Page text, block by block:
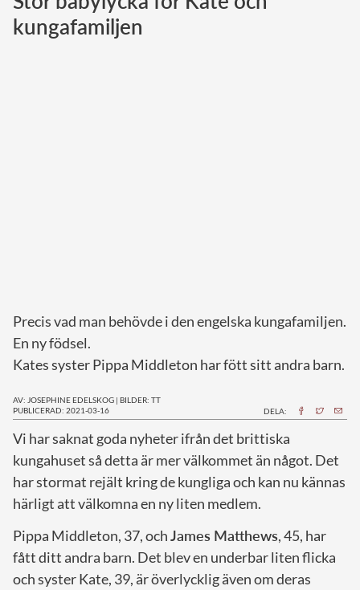
Norska kungahuset
kungafamiljen
Precis vad man behövde i den engelska kungafamiljen.
En ny födsel.
Kates syster Pippa Middleton har fött sitt andra barn.
AV: JOSEPHINE EDELSKOG | BILDER: TT
PUBLICERAD: 2021-03-16
DELA:
Vi har saknat goda nyheter ifrån det brittiska
kungahuset så detta är mer välkommet än något. Det
har stormat rejält kring de kungliga och kan nu kännas
härligt att välkomna en ny liten medlem.
Pippa Middleton, 37, ochJames Matthews, 45, har
fått ditt andra barn. Det blev en underbar liten flicka
och syster Kate, 39, är överlycklig även om deras